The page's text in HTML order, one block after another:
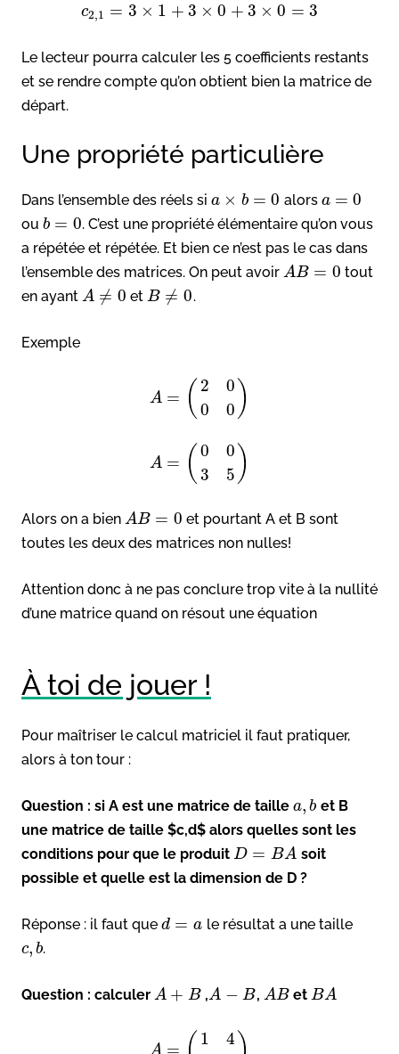
c2,1 = 3 × 1 + 3 × 0 + 3 × 0 = 3
Le lecteur pourra calculer les 5 coefficients restants
et se rendre compte qu’on obtient bien la matrice de
départ.
Une propriété particulière
Dans l’ensemble des réels si a × b = 0 alors a = 0
ou b = 0. C’est une propriété élémentaire qu’on vous
a répétée et répétée. Et bien ce n’est pas le cas dans
l’ensemble des matrices. On peut avoir AB = 0 tout
en ayant A ≠ 0 etB ≠ 0.
Exemple
A = ( 2
0
0
0 )
A = ( 0
3
0
5 )
Alors on a bien AB = 0 et pourtant A et B sont
toutes les deux des matrices non nulles!
Attention donc à ne pas conclure trop vite à la nullité
d’une matrice quand on résout une équation
À toi de jouer !
Pour maîtriser le calcul matriciel il faut pratiquer,
alors à ton tour :
Question : si A est une matrice de taille a, b et B
une matrice de taille $c,d$ alors quelles sont les
conditions pour que le produit D = BA soit
possible et quelle est la dimension de D ?
Réponse : il faut que d = a le résultat a une taille
c, b.
Question : calculer A + B ,A − B, ABet BA
A =
1
4